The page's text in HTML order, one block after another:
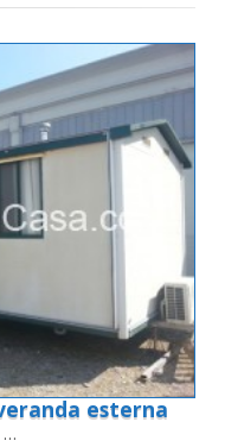
esterna